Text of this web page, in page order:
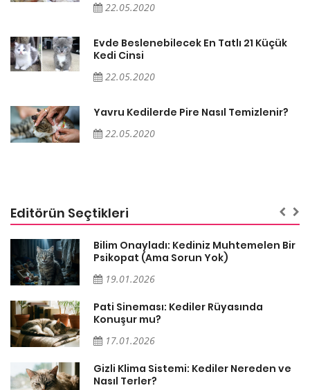
22.05.2020
Evde Beslenebilecek En Tatlı 21 Küçük
Kedi Cinsi
22.05.2020
Yavru Kedilerde Pire Nasıl Temizlenir?
22.05.2020
Editörün Seçtikleri
Bilim Onayladı: Kediniz Muhtemelen Bir
Psikopat (Ama Sorun Yok)
19.01.2026
Pati Sineması: Kediler Rüyasında
Konuşur mu?
17.01.2026
Gizli Klima Sistemi: Kediler Nereden ve
Nasıl Terler?